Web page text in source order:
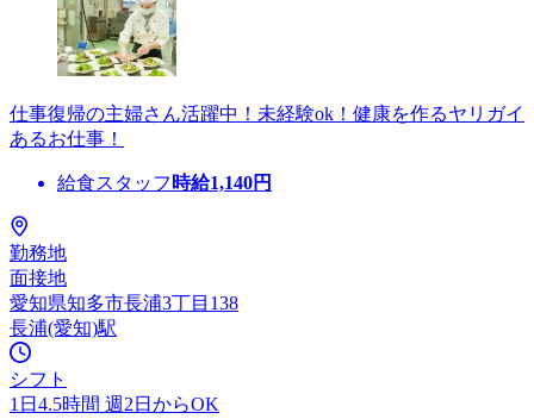
仕事復帰の主婦さん活躍中！未経験ok！健康を作るヤリガイ
あるお仕事！
給食スタッフ 時給1,140円
勤務地
面接地
愛知県知多市長浦3丁目138
長浦(愛知)駅
シフト
1日4.5時間 週2日からOK